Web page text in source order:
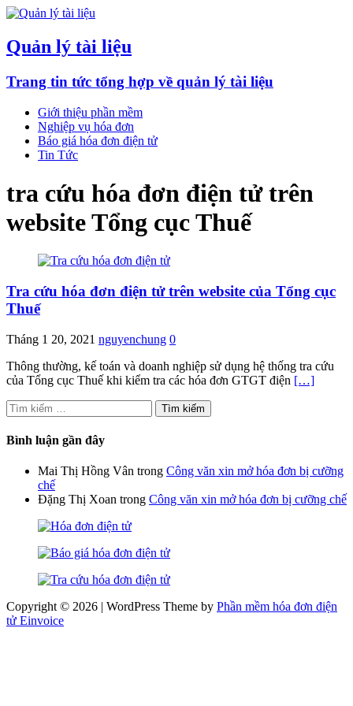
Quản lý tài liệu
Trang tin tức tổng hợp về quản lý tài liệu
Giới thiệu phần mềm
Nghiệp vụ hóa đơn
Báo giá hóa đơn điện tử
Tin Tức
tra cứu hóa đơn điện tử trên
website Tổng cục Thuế
Tra cứu hóa đơn điện tử trên website của Tổng cục
Thuế
Tháng 1 20, 2021 nguyenchung 0
Thông thường, kế toán và doanh nghiệp sử dụng hệ thống tra cứu
của Tổng cục Thuế khi kiểm tra các hóa đơn GTGT điện […]
Tìm
kiếm
cho:
Bình luận gần đây
Mai Thị Hồng Vân trong Công văn xin mở hóa đơn bị cưỡng
chế
Đặng Thị Xoan trong Công văn xin mở hóa đơn bị cưỡng chế
Copyright © 2026 | WordPress Theme by Phần mềm hóa đơn điện
tử Einvoice